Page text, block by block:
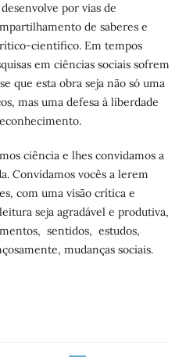
por vias de
de saberes e
científico. Em tempos
em ciências sociais sofrem
que esta obra seja não só uma
mas uma defesa à liberdade
ciência e lhes convidamos a
Convidamos vocês a lerem
com uma visão crítica e
seja agradável e produtiva,
sentidos, estudos,
mudanças sociais.